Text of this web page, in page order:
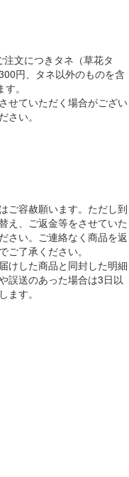
注文につきタネ（草花タ
円、タネ以外のものを含
。
せていただく場合がござい
さい。
ご容赦願います。ただし到
え、ご返金等をさせていた
さい。ご連絡なく商品を返
ご了承ください。
けした商品と同封した明細
誤送のあった場合は3日以
ます。